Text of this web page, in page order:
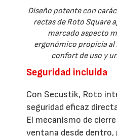
Diseño potente con
rectas de Roto Square
marcado aspecto
ergonómico propicia
confort de uso y
Seguridad incluida
Con Secustik, Roto
seguridad eficaz
El mecanismo de
ventana desde dentro,